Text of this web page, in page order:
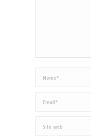
Nome *
Email *
Sito web